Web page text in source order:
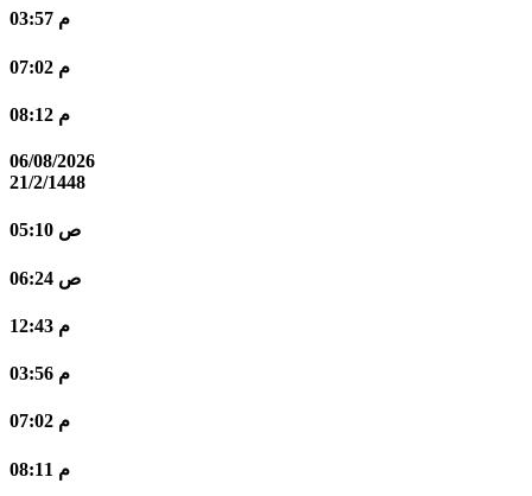
03:57 م
07:02 م
08:12 م
06/08/2026
21/2/1448
05:10 ص
06:24 ص
12:43 م
03:56 م
07:02 م
08:11 م